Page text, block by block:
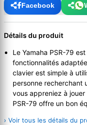
Facebook
Détails du produit
Le Yamaha PSR-79
fonctionnalités
clavier est simple à
personne recherchant
vous appreniez à jouer
PSR-79 offre un bon
› Voir tous les détails du